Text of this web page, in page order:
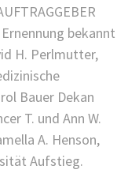
bekannt
H. Perlmutter,
Bauer Dekan
T. und Ann W.
A. Henson,
Aufstieg.